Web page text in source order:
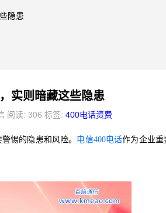
隐患
实则暗藏这些隐患
阅读: 306 标签: 400电话资费
惕的隐患和风险。 电信400电话作为企业重